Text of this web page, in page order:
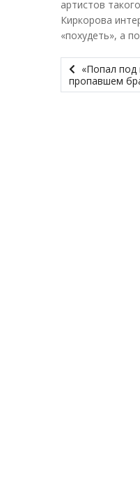
артистов
Киркорова
«похудеть», а
«Попал под
пропавшем